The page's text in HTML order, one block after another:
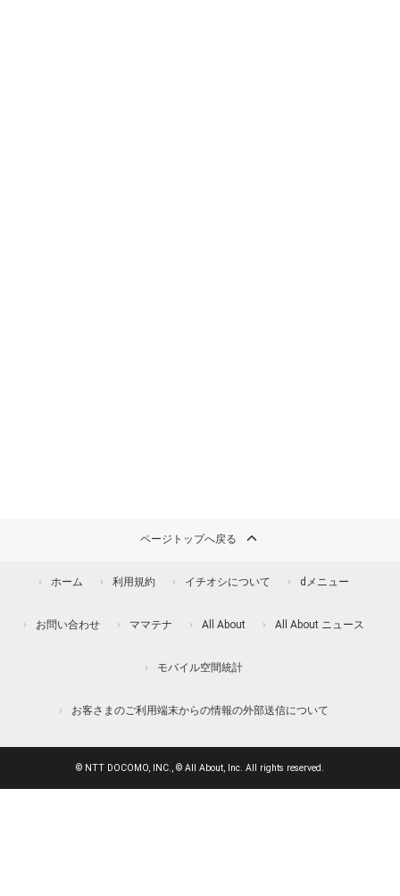
ページトップへ戻る
ホーム 利用規約 イチオシについて dメニュー
お問い合わせ ママテナ All About All About ニュース
モバイル空間統計
お客さまのご利用端末からの情報の外部送信について
© NTT DOCOMO, INC., © All About, Inc. All rights reserved.